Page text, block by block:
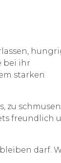
bei ihr
starken
zu
freundlich
darf.